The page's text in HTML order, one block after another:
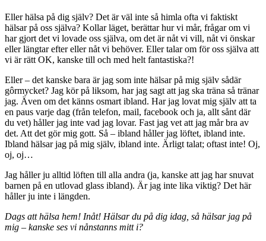
Eller hälsa på dig själv? Det är väl inte så himla ofta vi faktiskt
hälsar på oss själva? Kollar läget, berättar hur vi mår, frågar om vi
har gjort det vi lovade oss själva, om det är nåt vi vill, nåt vi önskar
eller längtar efter eller nåt vi behöver. Eller talar om för oss själva att
vi är rätt OK, kanske till och med helt fantastiska?!
Eller – det kanske bara är jag som inte hälsar på mig själv sådär
gôrmycket? Jag kör på liksom, har jag sagt att jag ska träna så tränar
jag. Även om det känns osmart ibland. Har jag lovat mig själv att ta
en paus varje dag (från telefon, mail, facebook och ja, allt sånt där
du vet) håller jag inte vad jag lovar. Fast jag vet att jag mår bra av
det. Att det gör mig gott. Så – ibland håller jag löftet, ibland inte.
Ibland hälsar jag på mig själv, ibland inte. Ärligt talat; oftast inte! Oj,
oj, oj…
Jag håller ju alltid löften till alla andra (ja, kanske att jag har snuvat
barnen på en utlovad glass ibland). Är jag inte lika viktig? Det här
håller ju inte i längden.
Dags att hälsa hem! Inåt! Hälsar du på dig idag, så hälsar jag på
mig – kanske ses vi nånstanns mitt i?